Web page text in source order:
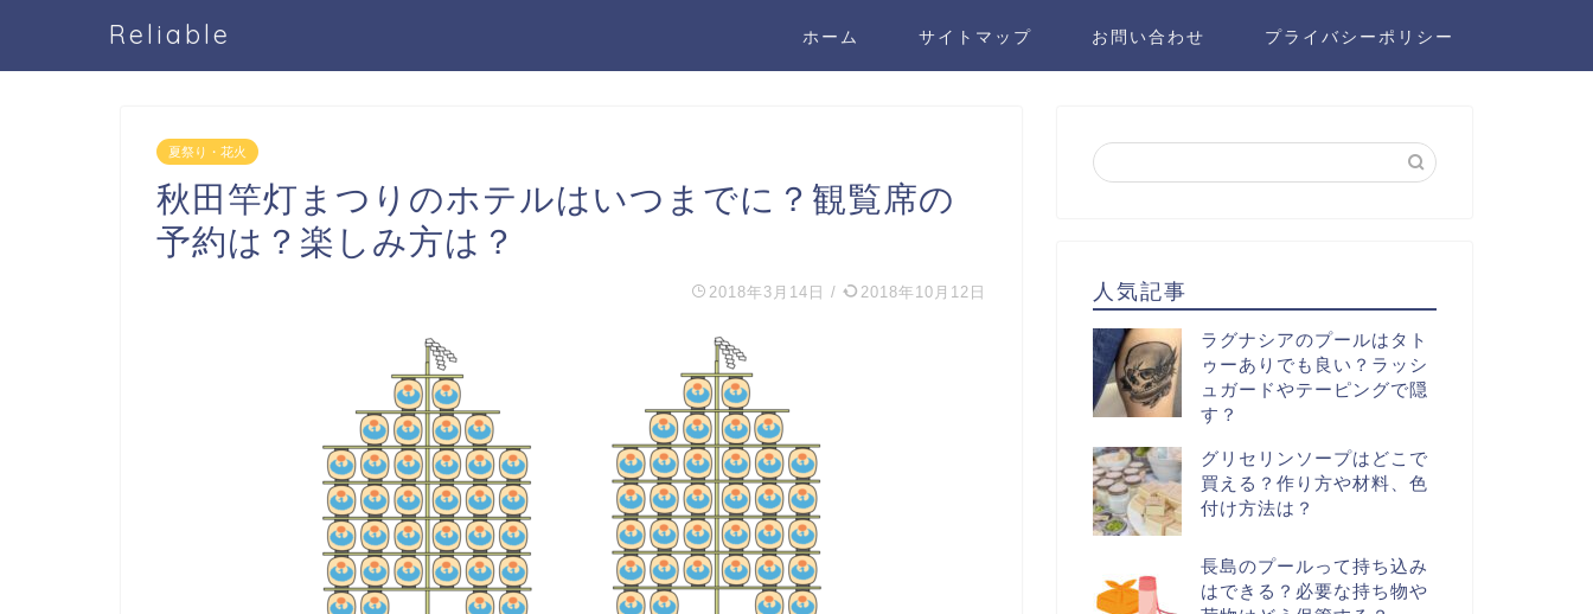
Reliable ホーム サイトマップ お問い合わせ プライバシーポリシー
夏祭り・花火
秋田竿灯まつりのホテルはいつまでに？観覧席の
予約は？楽しみ方は？
2018年3月14日 / 2018年10月12日 人気記事
ラグナシアのプールはタト
ゥーありでも良い？ラッシ
ュガードやテーピングで隠
す？
グリセリンソープはどこで
買える？作り方や材料、色
付け方法は？
長島のプールって持ち込み
はできる？必要な持ち物や